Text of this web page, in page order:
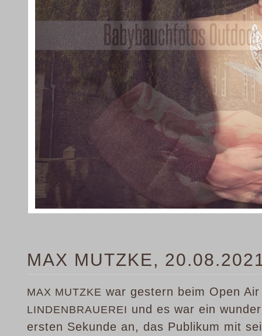
MAX MUTZKE,
MAX MUTZKE war gestern beim Open
LINDENBRAUEREI und es war ein
ersten Sekunde an, das Publikum mit